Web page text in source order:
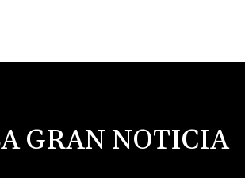
GRAN NOTICIA